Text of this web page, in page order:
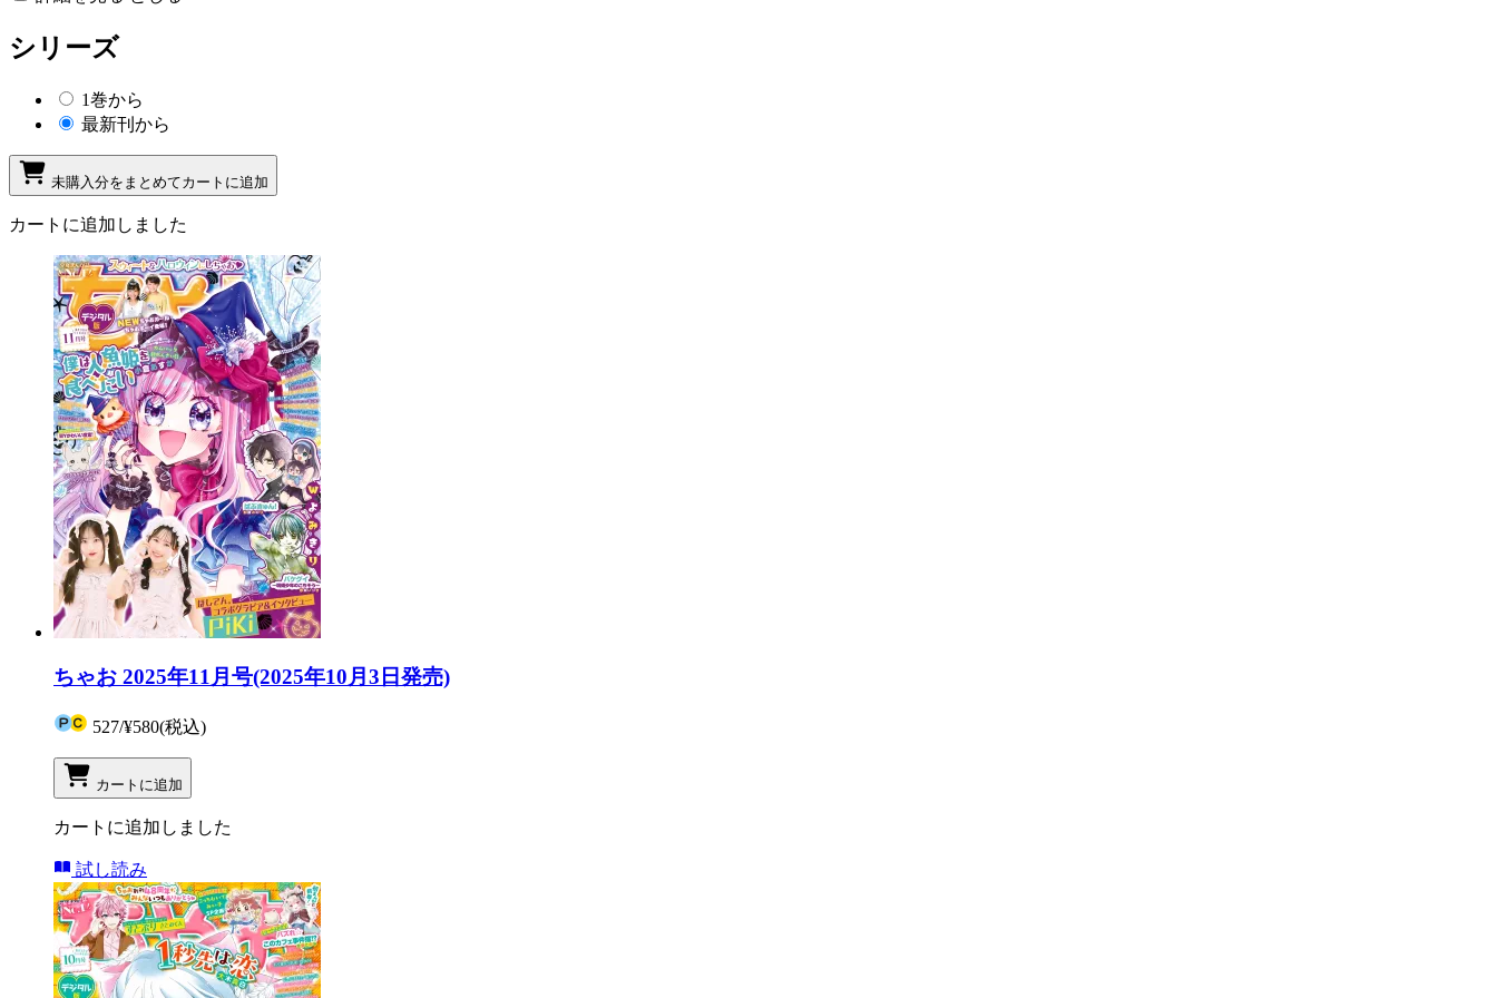
シリーズ
1巻から
最新刊から
未購入分をまとめてカートに追加
カートに追加しました
ちゃお 2025年11月号(2025年10月3日発売)
527/¥580(税込)
カートに追加
カートに追加しました
試し読み